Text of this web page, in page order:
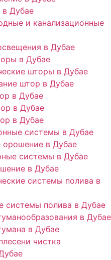
в Дубае
и канализационные
в Дубае
в Дубае
шторы в Дубае
штор в Дубае
в Дубае
в Дубае
в Дубае
системы в Дубае
орошение в Дубае
системы в Дубае
в Дубае
системы полива в
системы полива в Дубае
в Дубае
в Дубае
чистка